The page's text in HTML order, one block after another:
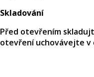
Skladování
Před otevřením
otevření uchovávejte v